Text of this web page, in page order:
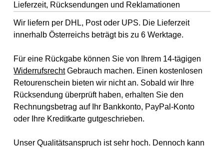
Lieferzeit, Rücksendungen und Reklamationen
Wir liefern per DHL, Post oder UPS. Die Lieferzeit
innerhalb Österreichs beträgt bis zu 6 Werktage.
Für eine Rückgabe können Sie von Ihrem 14-tägigen
WiderrufsrechtGebrauch machen. Einen kostenlosen
Retourenschein bieten wir nicht an. Sobald wir Ihre
Rücksendung überprüft haben, erhalten Sie den
Rechnungsbetrag auf Ihr Bankkonto, PayPal-Konto
oder Ihre Kreditkarte gutgeschrieben.
Unser Qualitätsanspruch ist sehr hoch. Dennoch kann